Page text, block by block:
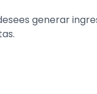
generar